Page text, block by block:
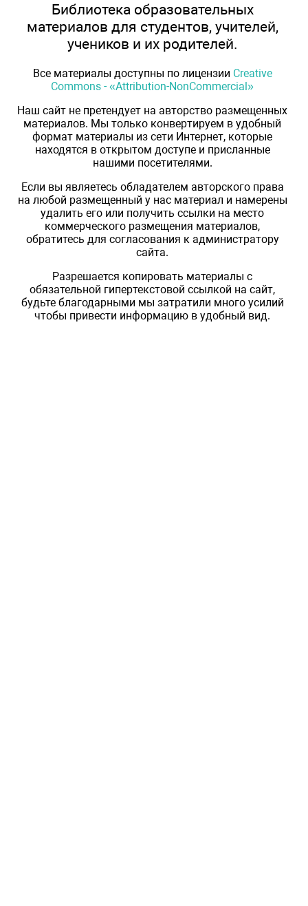
Библиотека образовательных
материалов для студентов, учителей,
учеников и их родителей.
Все материалы доступны по лицензии Creative
Commons - «Attribution-NonCommercial»
Наш сайт не претендует на авторство размещенных
материалов. Мы только конвертируем в удобный
формат материалы из сети Интернет, которые
находятся в открытом доступе и присланные
нашими посетителями.
Если вы являетесь обладателем авторского права
на любой размещенный у нас материал и намерены
удалить его или получить ссылки на место
коммерческого размещения материалов,
обратитесь для согласования к администратору
сайта.
Разрешается копировать материалы с
обязательной гипертекстовой ссылкой на сайт,
будьте благодарными мы затратили много усилий
чтобы привести информацию в удобный вид.